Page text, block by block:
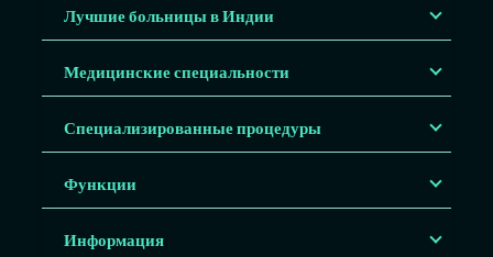
Лучшие больницы в Индии
Медицинские специальности
Специализированные процедуры
Функции
Информация